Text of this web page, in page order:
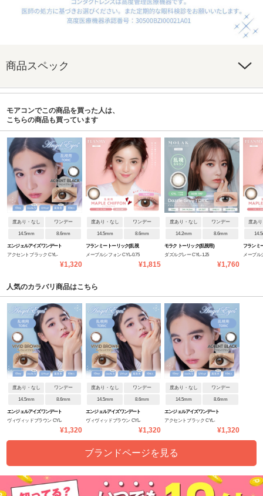
商品スペック
モアコンでこの商品を買った人は、
こちらの商品も買っています
度あり・なし ワンデー
14.5mm 8.6mm
エンジェルアイズワンデート
アクセントブラック CYL-
¥1,320
度あり・なし ワンデー
14.5mm 8.6mm
フランミー トーリック(乱視
メープルシフォン CYL-0.75
¥1,815
度あり・なし ワンデー
14.2mm 8.6mm
モラク トーリック(乱視用)
ダズルグレー CYL-1.25
¥1,760
度あ
フランミ
メープル
人気のカラバリ商品はこちら
度あり・なし ワンデー
14.5mm 8.6mm
エンジェルアイズワンデート
ーリック(乱視用)
ヴィヴィッドブラウン CYL-
¥1,320
度あり・なし ワンデー
14.5mm 8.6mm
エンジェルアイズワンデート
ーリック(乱視用)
ヴィヴィッドブラウン CYL-
¥1,320
度あり・なし ワンデー
14.5mm 8.6mm
エンジェルアイズワンデート
アクセントブラック CYL-
¥1,320
ブランドページを見る